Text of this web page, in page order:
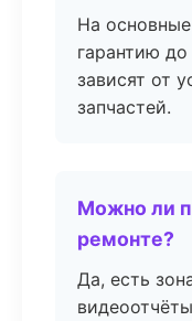
На
гарантию
зависят от
запчастей.
Можно ли
ремонте?
Да, есть